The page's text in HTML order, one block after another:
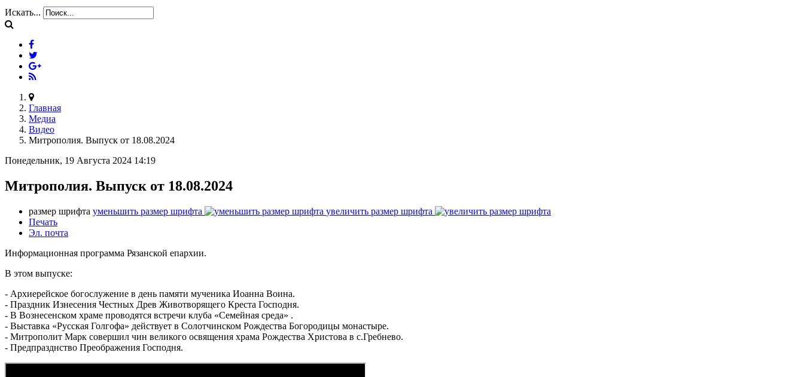
Искать...
Главная
Медиа
Видео
Митрополия. Выпуск от 18.08.2024
Понедельник, 19 Августа 2024 14:19
Митрополия. Выпуск от 18.08.2024
размер шрифта уменьшить размер шрифта
увеличить размер шрифта
Печать
Эл. почта
Информационная программа Рязанской епархии.
В этом выпуске:
- Архиерейское богослужение в день памяти мученика Иоанна Воина.
- Праздник Изнесения Честных Древ Животворящего Креста Господня.
- В Вознесенском храме проводятся встречи клуба «Семейная среда» .
- Выставка «Русская Голгофа» действует в Солотчинском Рождества Богородицы монастыре.
- Митрополит Марк совершил чин великого освящения храма Рождества Христова в с.Гребнево.
- Предпразднство Преображения Господня.